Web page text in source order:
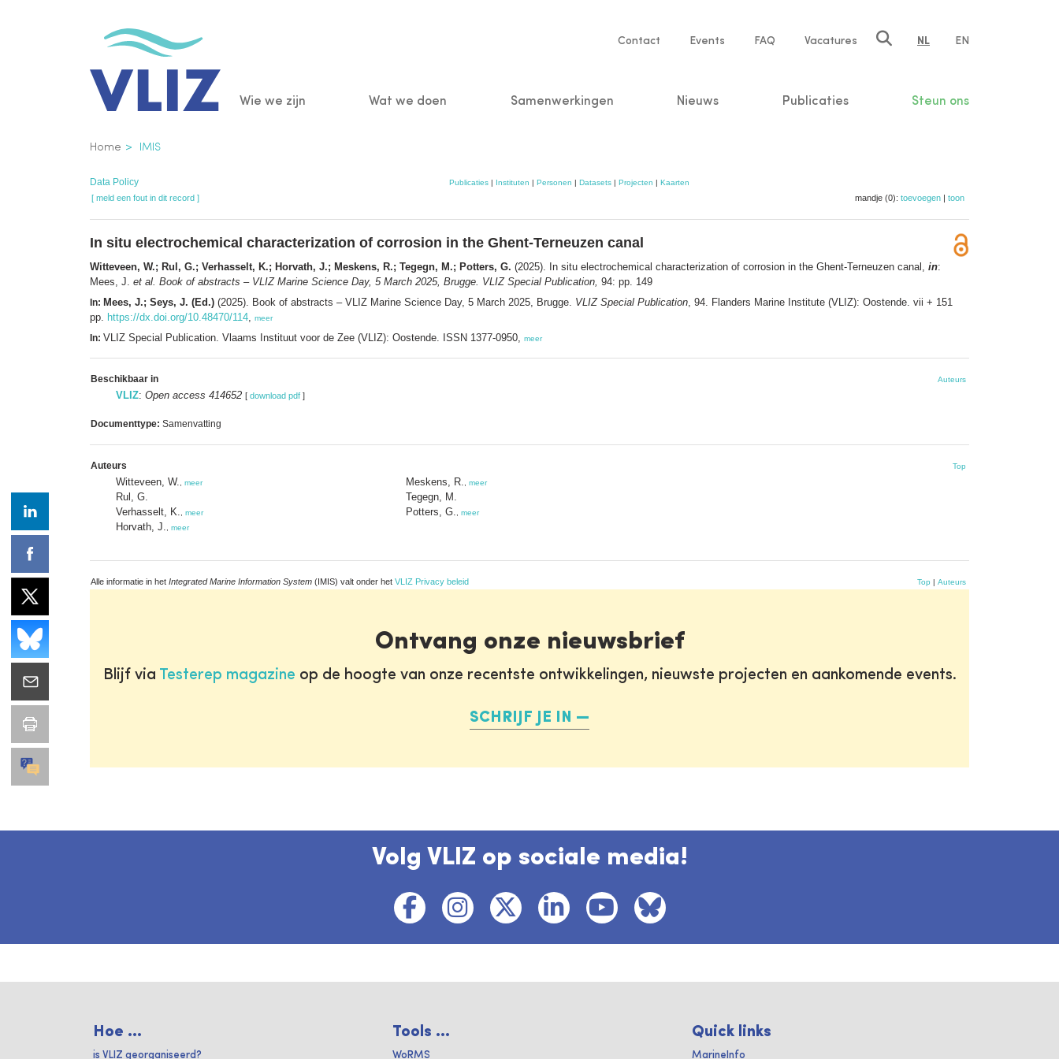
Service
Contact Events FAQ Vacatures NL EN
Main
Wie we zijn Wat we doen Samenwerkingen Nieuws Publicaties Steun ons
Kruimelpad
Home IMIS
Data Policy Publicaties| Instituten | Personen | Datasets| Projecten | Kaarten
[ meld een fout in dit record ] mandje (0): toevoegen | toon
In situ electrochemical characterization of corrosion in the Ghent-Terneuzen canal
Witteveen, W.; Rul, G.; Verhasselt, K.; Horvath, J.; Meskens, R.; Tegegn, M.; Potters, G. (2025). In situ electrochemical characterization of corrosion in the Ghent-Terneuzen canal, in:
Mees, J. et al. Book of abstracts – VLIZ Marine Science Day, 5 March 2025, Brugge. VLIZ Special Publication, 94: pp. 149
In: Mees, J.; Seys, J. (Ed.) (2025). Book of abstracts – VLIZ Marine Science Day, 5 March 2025, Brugge. VLIZ Special Publication , 94. Flanders Marine Institute (VLIZ): Oostende. vii + 151
pp.
https://dx.doi.org/10.48470/114 meer
In: VLIZ Special Publication. Vlaams Instituut voor de Zee (VLIZ): Oostende. ISSN 1377-0950, meer
Beschikbaar in Auteurs
VLIZ: Open access 414652 [ download pdf ]
Documenttype: Samenvatting
Auteurs Top
Witteveen, W. meer
Rul, G.
Verhasselt, K.
meer
Horvath, J. meer
Meskens, R. meer
Tegegn, M.
Potters, G.
meer
Alle informatie in het Integrated Marine Information System (IMIS) valt onder het VLIZ Privacy beleid Top | Auteurs
Ontvang onze nieuwsbrief
Blijf via Testerep magazine op de hoogte van onze recentste ontwikkelingen, nieuwste projecten en aankomende events.
SCHRIJF JE IN
Volg VLIZ op sociale media!
Hoe ...
is VLIZ georganiseerd?
Tools ...
WoRMS
Quick links
MarineInfo